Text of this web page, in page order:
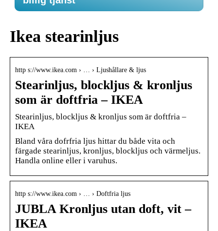
Ikea stearinljus
http s://www.ikea.com › … › Ljushållare & ljus
Stearinljus, blockljus & kronljus
som är doftfria – IKEA
Stearinljus, blockljus & kronljus som är doftfria –
IKEA
Bland våra dofrfria ljus hittar du både vita och
färgade stearinljus, kronljus, blockljus och värmeljus.
Handla online eller i varuhus.
http s://www.ikea.com › … › Doftfria ljus
JUBLA Kronljus utan doft, vit –
IKEA